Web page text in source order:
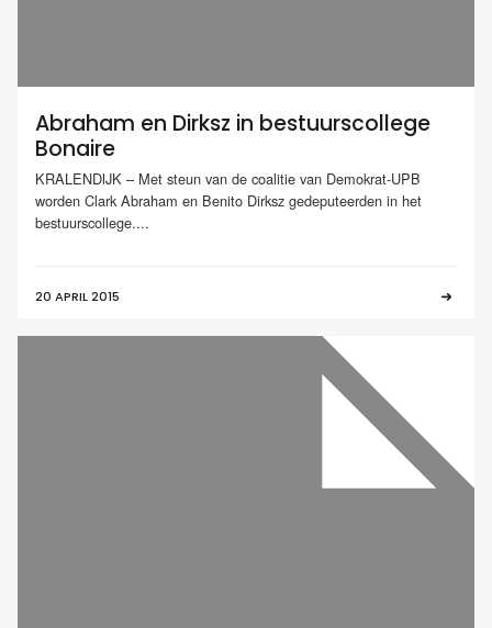
Abraham en Dirksz in bestuurscollege
Bonaire
KRALENDIJK – Met steun van de coalitie van Demokrat-UPB
worden Clark Abraham en Benito Dirksz gedeputeerden in het
bestuurscollege....
20 APRIL 2015